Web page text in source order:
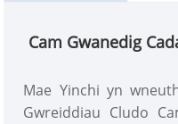
Cam Gwanedig
Mae Yinchi yn
Gwreiddiau Cludo